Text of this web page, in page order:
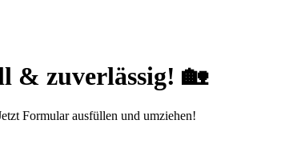
& zuverlässig! 🏡
Formular ausfüllen und umziehen!